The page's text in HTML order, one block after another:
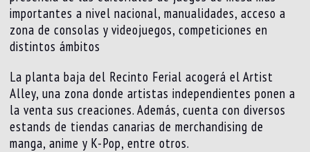
importantes a nivel nacional, manualidades, acceso a
zona de consolas y videojuegos, competiciones en
distintos ámbitos
La planta baja del Recinto Ferial acogerá el Artist
Alley, una zona donde artistas independientes ponen a
la venta sus creaciones. Además, cuenta con diversos
estands de tiendas canarias de merchandising de
manga, anime y K-Pop, entre otros.